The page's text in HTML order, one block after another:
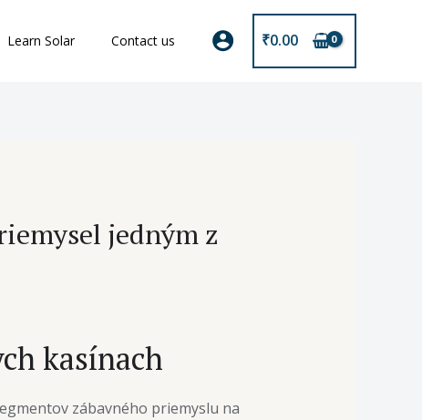
Learn Solar Contact us ₹0.00
jedným z
kasínach
zábavného priemyslu na